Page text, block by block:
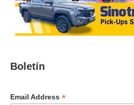
Boletín
Email Address *